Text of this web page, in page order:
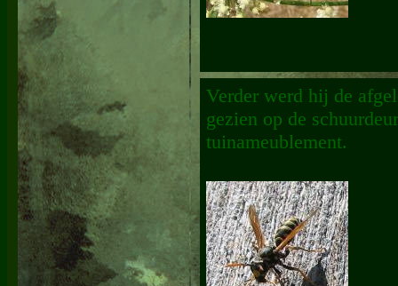
Verder werd hij de
gezien op de
tuinameublement.